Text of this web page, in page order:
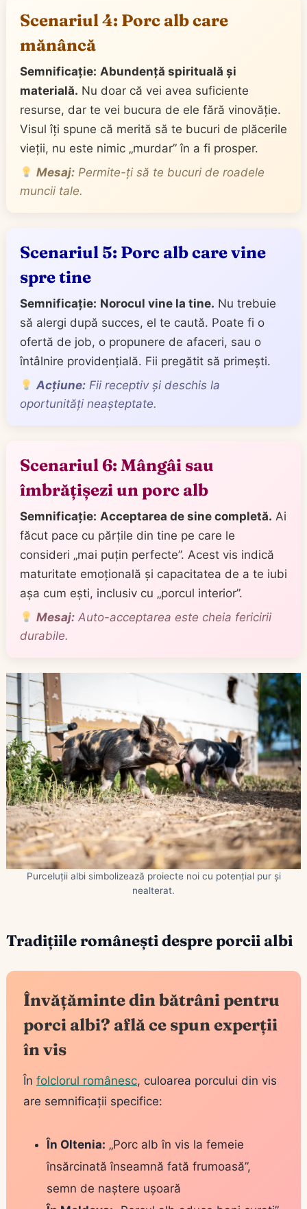
Scenariul 4: Porc alb care
mănâncă
Semnificație: Abundență spirituală și
materială. Nu doar că vei avea suficiente
resurse, dar te vei bucura de ele fără vinovăție.
Visul îți spune că merită să te bucuri de plăcerile
vieții, nu este nimic „murdar” în a fi prosper.
Mesaj: Permite-ți să te bucuri de roadele
muncii tale.
Scenariul 5: Porc alb care vine
spre tine
Semnificație: Norocul vine la tine. Nu trebuie
să alergi după succes, el te caută. Poate fi o
ofertă de job, o propunere de afaceri, sau o
întâlnire providențială. Fii pregătit să primești.
Acțiune: Fii receptiv și deschis la
oportunități neașteptate.
Scenariul 6: Mângâi sau
îmbrățișezi un porc alb
Semnificație: Acceptarea de sine completă. Ai
făcut pace cu părțile din tine pe care le
consideri „mai puțin perfecte”. Acest vis indică
maturitate emoțională și capacitatea de a te iubi
așa cum ești, inclusiv cu „porcul interior”.
Mesaj: Auto-acceptarea este cheia fericirii
durabile.
Purceluții albi simbolizează proiecte noi cu potențial pur și
nealterat.
Tradițiile românești despre porcii albi
Învățăminte din bătrâni pentru
porci albi? află ce spun experții
în vis
În folclorul românesc, culoarea porcului din vis
are semnificații specifice:
În Oltenia: „Porc alb în vis la femeie
însărcinată înseamnă fată frumoasă”,
semn de naștere ușoară